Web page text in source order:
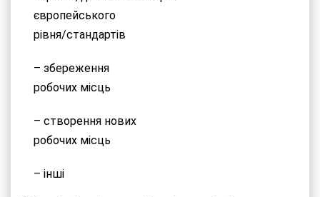
європейського
рівня/стандартів
– збереження
робочих місць
– створення нових
робочих місць
– інші